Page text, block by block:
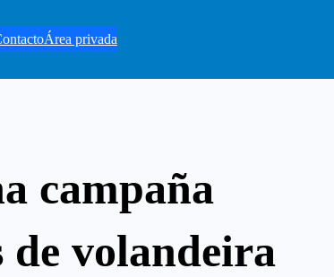
Área privada
campaña
de volandeira